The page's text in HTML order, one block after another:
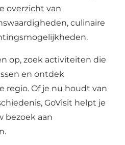
overzicht van
culinaire
op, zoek activiteiten die
en ontdek
regio. Of je nu houdt van
GoVisit helpt je
bezoek aan